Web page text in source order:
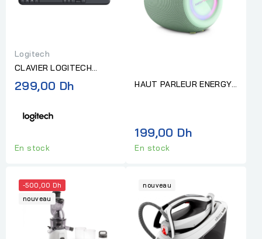
Logitech
CLAVIER LOGITECH
WIRELESS TOUCH K400
PLUS – GRIS FONCÉ
299,00 Dh
En stock
HAUT PARLEUR ENERGY
199,00 Dh
En stock
-500,00 Dh
nouveau
nouveau